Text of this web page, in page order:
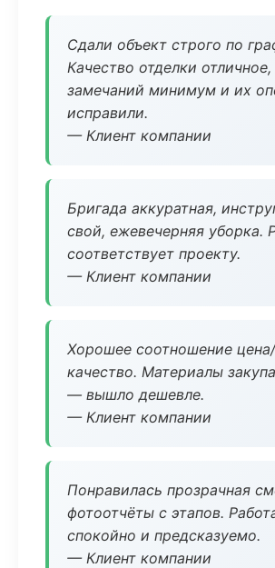
Сдали объект строго по
Качество отделки отличное,
замечаний минимум и их
исправили.
— Клиент компании
Бригада аккуратная,
свой, ежевечерняя уборка.
соответствует проекту.
— Клиент компании
Хорошее соотношение цена/
качество. Материалы
— вышло дешевле.
— Клиент компании
Понравилась прозрачная
фотоотчёты с этапов.
спокойно и предсказуемо.
— Клиент компании